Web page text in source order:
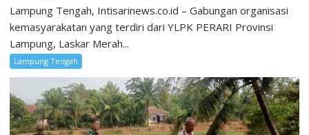
Lampung Tengah, Intisarinews.co.id – Gabungan organisasi
kemasyarakatan yang terdiri dari YLPK PERARI Provinsi
Lampung, Laskar Merah...
Lampung Tengah